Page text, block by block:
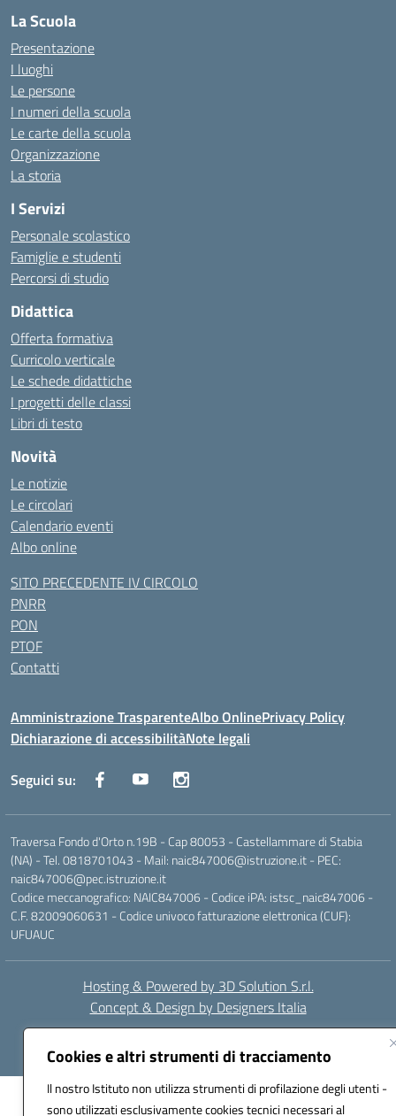
Cookies e altri strumenti di tracciamento
Il nostro Istituto non utilizza strumenti di profilazione degli utenti -
sono utilizzati esclusivamente cookies tecnici necessari al
La Scuola
Presentazione
I luoghi
Le persone
I numeri della scuola
Le carte della scuola
Organizzazione
La storia
I Servizi
Personale scolastico
Famiglie e studenti
Percorsi di studio
Didattica
Offerta formativa
Curricolo verticale
Le schede didattiche
I progetti delle classi
Libri di testo
Novità
Le notizie
Le circolari
Calendario eventi
Albo online
SITO PRECEDENTE IV CIRCOLO
PNRR
PON
PTOF
Contatti
Amministrazione TrasparenteAlbo OnlinePrivacy Policy
Dichiarazione di accessibilitàNote legali
Seguici su:
Traversa Fondo d'Orto n.19B - Cap 80053 - Castellammare di Stabia
(NA) - Tel. 0818701043 - Mail: naic847006@istruzione.it - PEC:
naic847006@pec.istruzione.it
Codice meccanografico: NAIC847006 - Codice iPA: istsc_naic847006 -
C.F. 82009060631 - Codice univoco fatturazione elettronica (CUF):
UFUAUC
Hosting & Powered by 3D Solution S.r.l.
Concept & Design by Designers Italia